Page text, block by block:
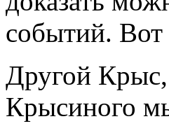
событий. Вот
Другой
Крысиного